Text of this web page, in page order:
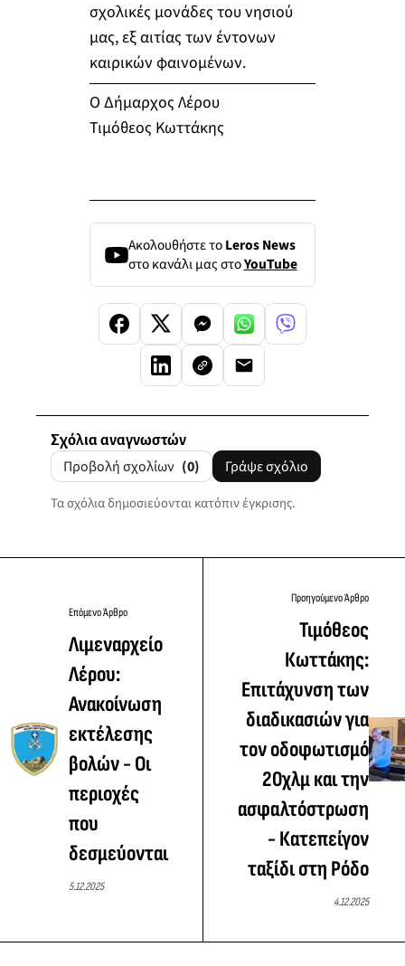
σχολικές μονάδες του νησιού
μας, εξ αιτίας των έντονων
καιρικών φαινομένων.
Ο Δήμαρχος Λέρου
Τιμόθεος Κωττάκης
Ακολουθήστε τοLeros News
στο κανάλι μας στοYouTube
Σχόλια αναγνωστών
Προβολή σχολίων (0) Γράψε σχόλιο
Τα σχόλια δημοσιεύονται κατόπιν έγκρισης.
Επόμενο Άρθρο
Λιμεναρχείο
Λέρου:
Ανακοίνωση
εκτέλεσης
βολών - Οι
περιοχές
που
δεσμεύονται
5.12.2025
Προηγούμενο Άρθρο
Τιμόθεος
Κωττάκης:
Επιτάχυνση των
διαδικασιών για
τον οδοφωτισμό
20χλμ και την
ασφαλτόστρωση
- Κατεπείγον
ταξίδι στη Ρόδο
4.12.2025